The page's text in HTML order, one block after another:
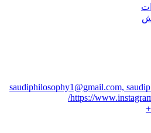
saudiphilosophy1@gmail.com,
https://